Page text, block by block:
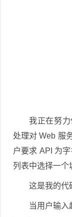
我正在努
处理对 Web 服
户要求 API 为
列表中选择一个
这是我的代
当用户输入